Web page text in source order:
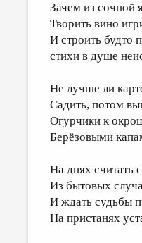
Зачем из сочной
Творить вино
И строить будто
стихи в душе
Не лучше ли
Садить, потом
Огурчики к
Берёзовыми
На днях считать
Из бытовых
И ждать судьбы
На пристанях